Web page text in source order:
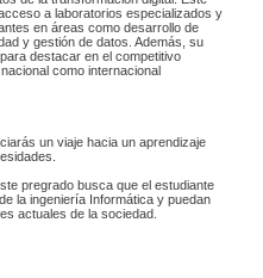
a laboratorios especializados y
en áreas como desarrollo de
y gestión de datos. Además, su
destacar en el competitivo
como internacional
un viaje hacia un aprendizaje
pregrado busca que el estudiante
la ingeniería Informática y puedan
actuales de la sociedad.